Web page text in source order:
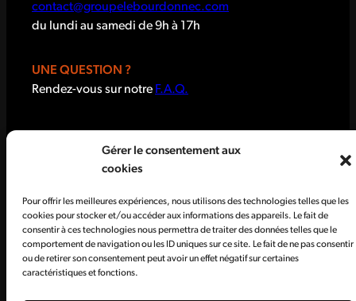
Gérer le consentement aux
cookies
Pour offrir les meilleures expériences, nous utilisons des technologies telles que les
cookies pour stocker et/ou accéder aux informations des appareils. Le fait de
consentir à ces technologies nous permettra de traiter des données telles que le
comportement de navigation ou les ID uniques sur ce site. Le fait de ne pas consentir
ou de retirer son consentement peut avoir un effet négatif sur certaines
caractéristiques et fonctions.
contact@groupelebourdonnec.com
du lundi au samedi de 9h à 17h
UNE QUESTION ?
Rendez-vous sur notre F.A.Q.
CGVDonnées personnelles